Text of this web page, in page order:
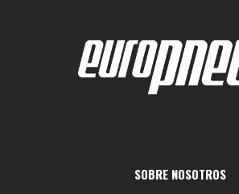
SOBRE NOSOTROS